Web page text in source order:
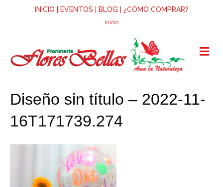
INICIO EVENTOS BLOG ¿CÓMO COMPRAR?
Inicio
M
E
Diseño sin título – 2022-11-
16T171739.274